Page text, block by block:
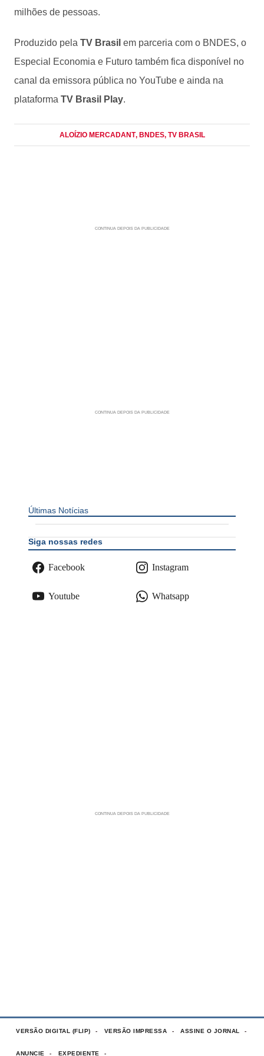
milhões de pessoas.
Produzido pela TV Brasil em parceria com o BNDES, o
Especial Economia e Futuro também fica disponível no
canal da emissora pública no YouTube e ainda na
plataforma TV Brasil Play.
ALOÍZIO MERCADANT, BNDES, TV BRASIL
Últimas Notícias
Siga nossas redes
Facebook Instagram
Youtube Whatsapp
VERSÃO DIGITAL (FLIP) VERSÃO IMPRESSA ASSINE O JORNAL
ANUNCIE EXPEDIENTE